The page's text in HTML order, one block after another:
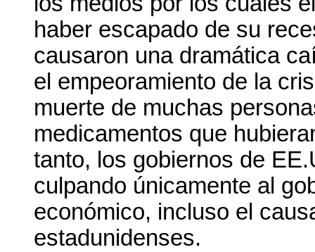
haber escapado de su
causaron una dramática
el empeoramiento de la
muerte de muchas
medicamentos que
tanto, los gobiernos de
culpando únicamente al
económico, incluso el
estadunidenses.